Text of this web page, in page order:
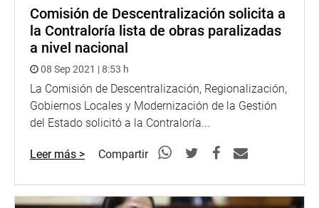
Comisión de Descentralización solicita a
la Contraloría lista de obras paralizadas
a nivel nacional
08 Sep 2021 | 8:53 h
La Comisión de Descentralización, Regionalización,
Gobiernos Locales y Modernización de la Gestión
del Estado solicitó a la Contraloría...
Leer más > Compartir